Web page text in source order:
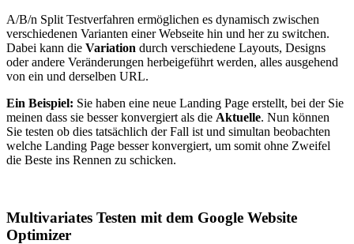
A/B/n Split Testverfahren ermöglichen es dynamisch zwischen
verschiedenen Varianten einer Webseite hin und her zu switchen.
Dabei kann die Variation durch verschiedene Layouts, Designs
oder andere Veränderungen herbeigeführt werden, alles ausgehend
von ein und derselben URL.
Ein Beispiel: Sie haben eine neue Landing Page erstellt, bei der Sie
meinen dass sie besser konvergiert als die Aktuelle. Nun können
Sie testen ob dies tatsächlich der Fall ist und simultan beobachten
welche Landing Page besser konvergiert, um somit ohne Zweifel
die Beste ins Rennen zu schicken.
Multivariates Testen mit dem Google Website
Optimizer